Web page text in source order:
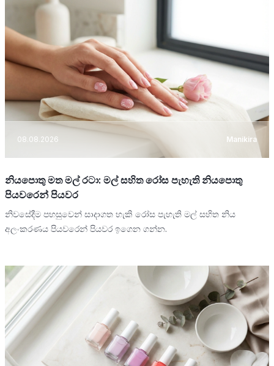
08.08.2026 Manikira
නියපොතු මත මල් රටා: මල් සහිත රෝස පැහැති නියපොතු
පියවරෙන් පියවර
නිවසේදීම පහසුවෙන් සාදාගත හැකි රෝස පැහැති මල් සහිත නිය
අලංකරණය පියවරෙන් පියවර ඉගෙන ගන්න.